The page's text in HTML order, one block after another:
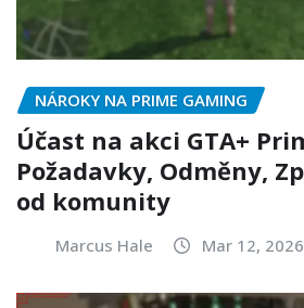
NÁROKY NA PRIME GAMING
Účast na akci GTA+
Požadavky, Odměny,
od komunity
Marcus Hale Mar 12, 2026